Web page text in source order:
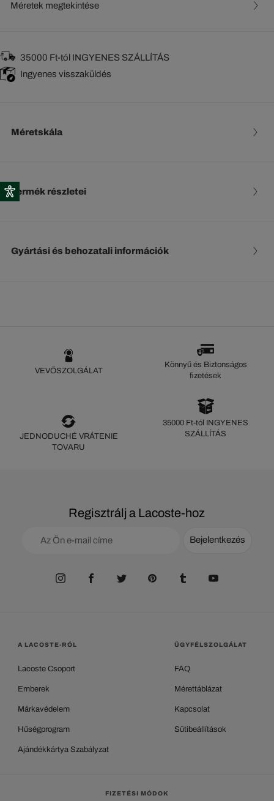
Méretek megtekintése
35000 Ft-tól INGYENES SZÁLLÍTÁS
Ingyenes visszaküldés
Méretskála
Termék részletei
Gyártási és behozatali információk
VEVŐSZOLGÁLAT
Könnyű és Biztonságos
fizetések
JEDNODUCHÉ VRÁTENIE
TOVARU
35000 Ft-tól INGYENES
SZÁLLÍTÁS
Regisztrálj a Lacoste-hoz
Bejelentkezés
A LACOSTE-RÓL
Lacoste Csoport
Emberek
Márkavédelem
Hűségprogram
Ajándékkártya Szabályzat
ÜGYFÉLSZOLGÁLAT
FAQ
Mérettáblázat
Kapcsolat
Sütibeállítások
FIZETÉSI MÓDOK